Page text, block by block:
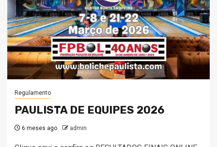
Regulamento
PAULISTA DE EQUIPES 2026
6 meses ago admin